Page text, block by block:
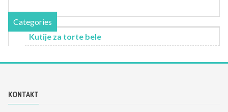
Categories
Kutije za torte bele
KONTAKT